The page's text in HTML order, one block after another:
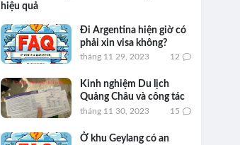
hiệu quả
Đi Argentina hiện giờ có
phải xin visa không?
tháng 11 29, 2023 12
Kinh nghiệm Du lịch
Quảng Châu và công tác
tháng 11 30, 2023 15
Ở khu Geylang có an